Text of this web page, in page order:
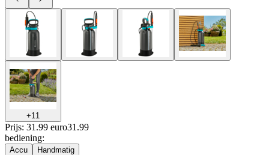
+11
Prijs: 31.99 euro31 .99
bediening:
Accu Handmatig